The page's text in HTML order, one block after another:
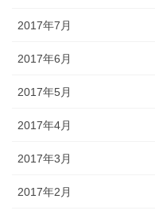
2017年7月
2017年6月
2017年5月
2017年4月
2017年3月
2017年2月